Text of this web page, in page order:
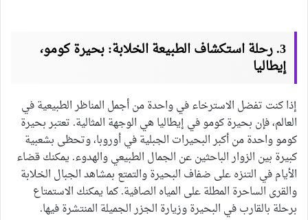
3. رحلة استكشاف الطبيعة الخلابة: بحيرة كومو،
إيطاليا
إذا كنت تفضل الاسترخاء في واحدة من أجمل المناظر الطبيعية في
العالم، فإن بحيرة كومو في إيطاليا هي الوجهة المثالية. تعتبر بحيرة
كومو واحدة من أكبر البحيرات الجبلية في أوروبا، وتحظى بشعبية
كبيرة بين الزوار الباحثين عن الجمال الطبيعي والهدوء. يمكنك قضاء
الأيام في التنزه على ضفاف البحيرة والتمتع بمشاهد الجبال الخلابة
والقرى الساحرة المطلة على المياه الصافية. كما يمكنك الاستمتاع
برحلة بالقارب في البحيرة وزيارة الجزر الجميلة المنتشرة فيها.